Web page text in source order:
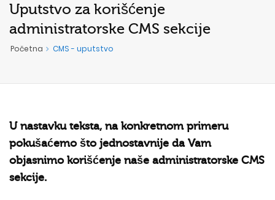
Uputstvo za korišćenje
administratorske CMS sekcije
Početna CMS - uputstvo
U nastavku teksta, na konkretnom primeru
pokušaćemo što jednostavnije da Vam
objasnimo korišćenje naše administratorske CMS
sekcije.